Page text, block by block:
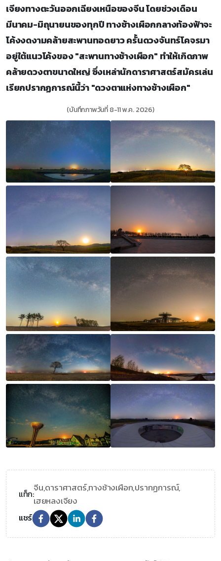
เจียงทางตะวันออกเฉียงเหนือของจีน โดยช่วงเดือน
มีนาคม-มิถุนายนของทุกปี ทางช้างเผือกกลางท้องฟ้าจะ
โค้งงดงามคล้ายสะพานทอดยาว ครั้นดวงจันทร์โคจรมา
อยู่ใต้แนวโค้งของ "สะพานทางช้างเผือก" ทำให้เกิดภาพ
คล้ายดวงตาขนาดใหญ่ ซึ่งเหล่านักดาราศาสตร์สมัครเล่น
เรียกปรากฏการณ์นี้ว่า "ดวงตาแห่งทางช้างเผือก"
(บันทึกภาพวันที่ 8-11 พ.ค. 2026)
แท็ก:จีน,ดาราศาสตร์,ทางช้างเผือก,ปรากฏการณ์,
เฮยหลงเจียง
แชร์